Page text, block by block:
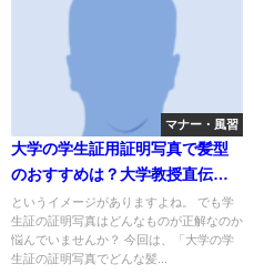
マナー・風習
大学の学生証用証明写真で髪型
のおすすめは？大学教授直伝は
コレだ！
というイメージがありますよね。 でも学
生証の証明写真はどんなものが正解なのか
悩んでいませんか？ 今回は、「大学の学
生証の証明写真でどんな髪...